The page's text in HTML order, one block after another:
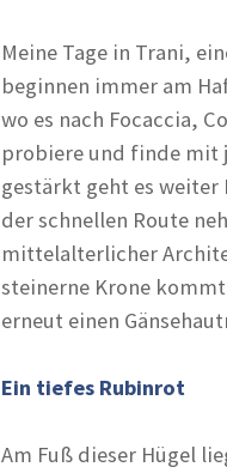
Meine Tage in Trani,
beginnen immer am
wo es nach Focaccia,
probiere und finde mit
gestärkt geht es weiter
der schnellen Route
mittelalterlicher
steinerne Krone
erneut einen
Ein tiefes Rubinrot
Am Fuß dieser Hügel